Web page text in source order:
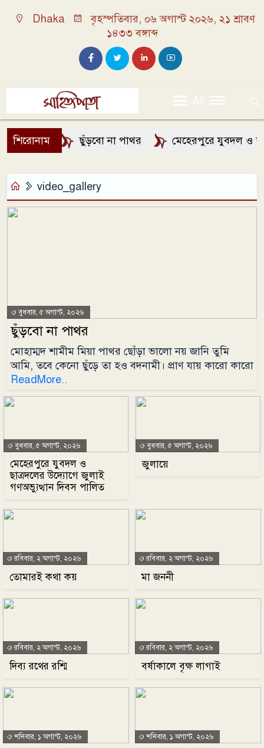
Dhaka
বৃহস্পতিবার, ০৬ অগাস্ট ২০২৬, ২১ শ্রাবণ
১৪৩৩ বঙ্গাব্দ
All
শিরোনাম ছুঁড়বো না পাথর মেহেরপুরে যুবদল ও
video_gallery
বুধবার, ৫ অগাস্ট, ২০২৬
ছুঁড়বো না পাথর
মোহাম্মদ শামীম মিয়া পাথর ছোঁড়া ভালো নয় জানি তুমি
আমি, তবে কেনো ছুঁড়ে তা হও বদনামী। প্রাণ যায় কারো কারো
ReadMore..
বুধবার, ৫ অগাস্ট, ২০২৬
মেহেরপুরে যুবদল ও
ছাত্রদলের উদ্যোগে জুলাই
গণঅভ্যুত্থান দিবস পালিত
বুধবার, ৫ অগাস্ট, ২০২৬
জুলায়ে
রবিবার, ২ অগাস্ট, ২০২৬
তোমারই কথা কয়
রবিবার, ২ অগাস্ট, ২০২৬
মা জননী
রবিবার, ২ অগাস্ট, ২০২৬
দিব্য রথের রশ্মি
রবিবার, ২ অগাস্ট, ২০২৬
বর্ষাকালে বৃক্ষ লাগাই
শনিবার, ১ অগাস্ট, ২০২৬ শনিবার, ১ অগাস্ট, ২০২৬